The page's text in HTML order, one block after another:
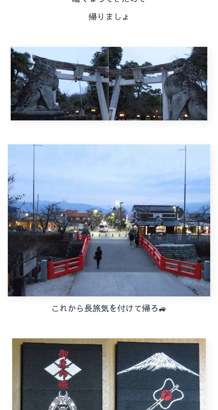
帰りましょ
これから長旅気を付けて帰ろ🚙